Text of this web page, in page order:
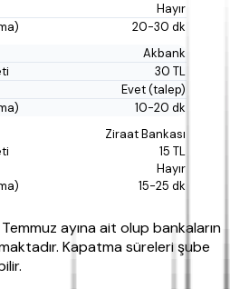
Hayır
20-30 dk
Akbank
30 TL
Evet (talep)
10-20 dk
Ziraat Bankası
15 TL
Hayır
15-25 dk
ayına ait olup bankaların
Kapatma süreleri şube